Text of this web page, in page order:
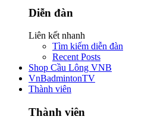
Diễn đàn
Liên kết nhanh
Tìm kiếm diễn đàn
Recent Posts
Shop Cầu Lông VNB
VnBadmintonTV
Thành viên
Thành viên